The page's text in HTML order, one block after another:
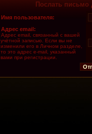
Послать письмо
Имя пользователя:
Адрес email:
Адрес email, связанный с вашей
учётной записью. Если вы не
изменили его в Личном разделе,
то это адрес e-mail, указанный
вами при регистрации.